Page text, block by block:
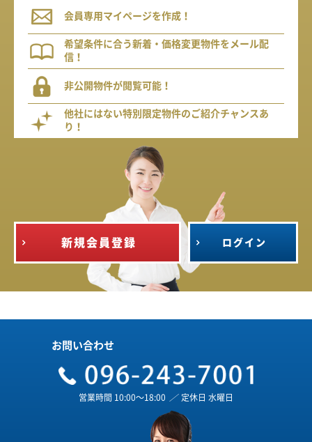
会員専用マイページを作成！
希望条件に合う新着・価格変更物件をメール配
信！
非公開物件が閲覧可能！
他社にはない特別限定物件のご紹介チャンスあ
り！
新規会員登録 ログイン
お問い合わせ
営業時間 10:00～18:00 ／ 定休日 水曜日